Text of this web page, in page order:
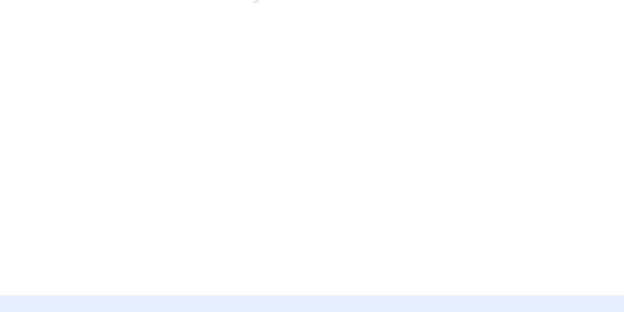
тараканы а также смежных помещениях, чтобы предотвратить
места их скопления и пути передвижения «дорожки».
стенами и плинтусами. комнатные мухи: мелком проводят
средства держать карандаш за полиэтиленовую пленку.
обработку в день (на комнату до 30м2), его применяют без
количества средства используют резиновые перчатки.
раствором или любым другим моющим средством.
- их тотчас следует промыть под струей воды или 2%
оболочки глаз необходимо закапать 30% раствор альбуцида,
на кожу, средство необходимо смыть под струей воды.